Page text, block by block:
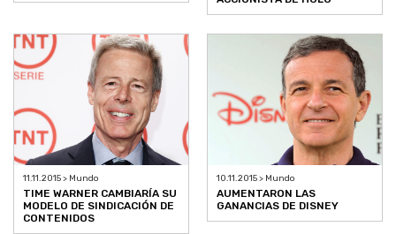
11.11.2015 > Mundo
TIME WARNER CAMBIARÍA SU
MODELO DE SINDICACIÓN DE
CONTENIDOS
10.11.2015 > Mundo
AUMENTARON LAS
GANANCIAS DE DISNEY